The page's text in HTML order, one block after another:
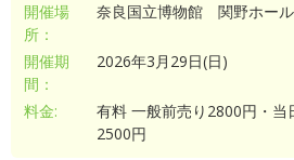
開催場
所：
奈良国立博物館 関野ホール
開催期
間：
2026年3月29日(日)
料金:
有料 一般前売り2800円・
2500円